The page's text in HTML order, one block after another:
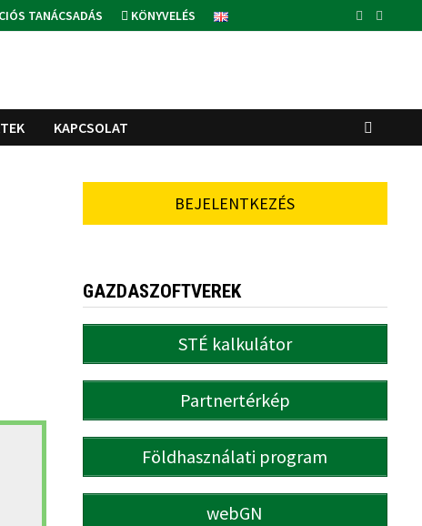
TANÁCSADÁS KÖNYVELÉS
KAPCSOLAT
BEJELENTKEZÉS
GAZDASZOFTVEREK
STÉ kalkulátor
Partnertérkép
Földhasználati program
webGN